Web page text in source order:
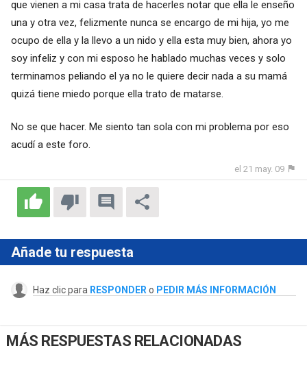
que vienen a mi casa trata de hacerles notar que ella le enseño
una y otra vez, felizmente nunca se encargo de mi hija, yo me
ocupo de ella y la llevo a un nido y ella esta muy bien, ahora yo
soy infeliz y con mi esposo he hablado muchas veces y solo
terminamos peliando el ya no le quiere decir nada a su mamá
quizá tiene miedo porque ella trato de matarse.
No se que hacer. Me siento tan sola con mi problema por eso
acudí a este foro.
el 21 may. 09
Añade tu respuesta
Haz clic para RESPONDER o PEDIR MÁS INFORMACIÓN
MÁS RESPUESTAS RELACIONADAS